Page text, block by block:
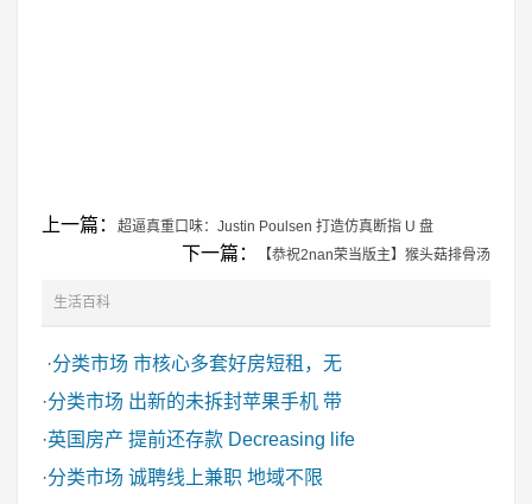
上一篇： 超逼真重口味：Justin Poulsen 打造仿真断指 U 盘
下一篇： 【恭祝2nan荣当版主】猴头菇排骨汤
生活百科
·分类市场 市核心多套好房短租，无
·分类市场 出新的未拆封苹果手机 带
·英国房产 提前还存款 Decreasing life
·分类市场 诚聘线上兼职 地域不限